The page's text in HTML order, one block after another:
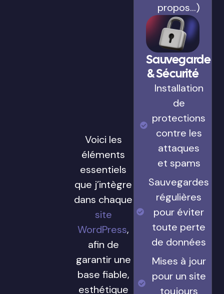
Voici les
éléments
essentiels
que j’intègre
dans chaque
site
WordPress,
afin de
garantir une
base fiable,
esthétique
propos…)
Sauvegarde
& Sécurité
Installation
de
protections
contre les
attaques
et spams
Sauvegardes
régulières
pour éviter
toute perte
de données
Mises à jour
pour un site
toujours